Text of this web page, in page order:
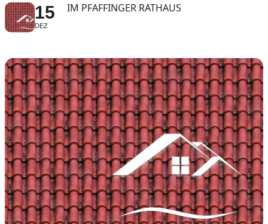
15
DEZ
IM PFAFFINGER RATHAUS